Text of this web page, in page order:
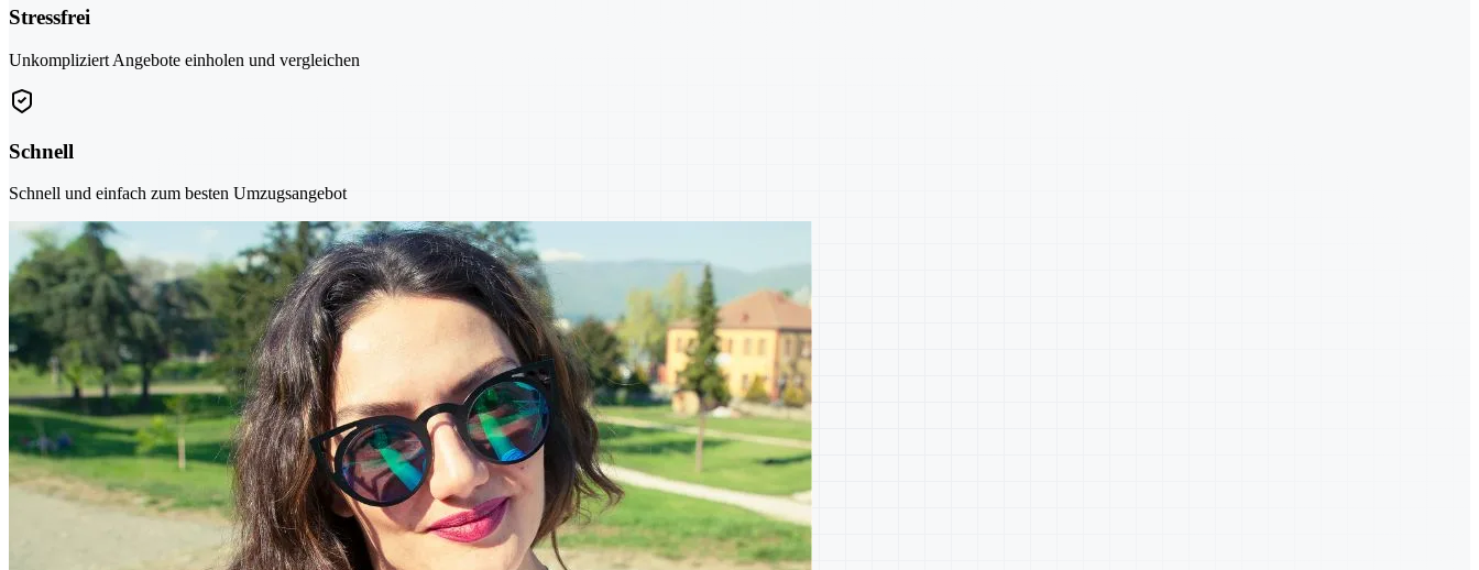
Stressfrei
Unkompliziert Angebote einholen und vergleichen
Schnell
Schnell und einfach zum besten Umzugsangebot